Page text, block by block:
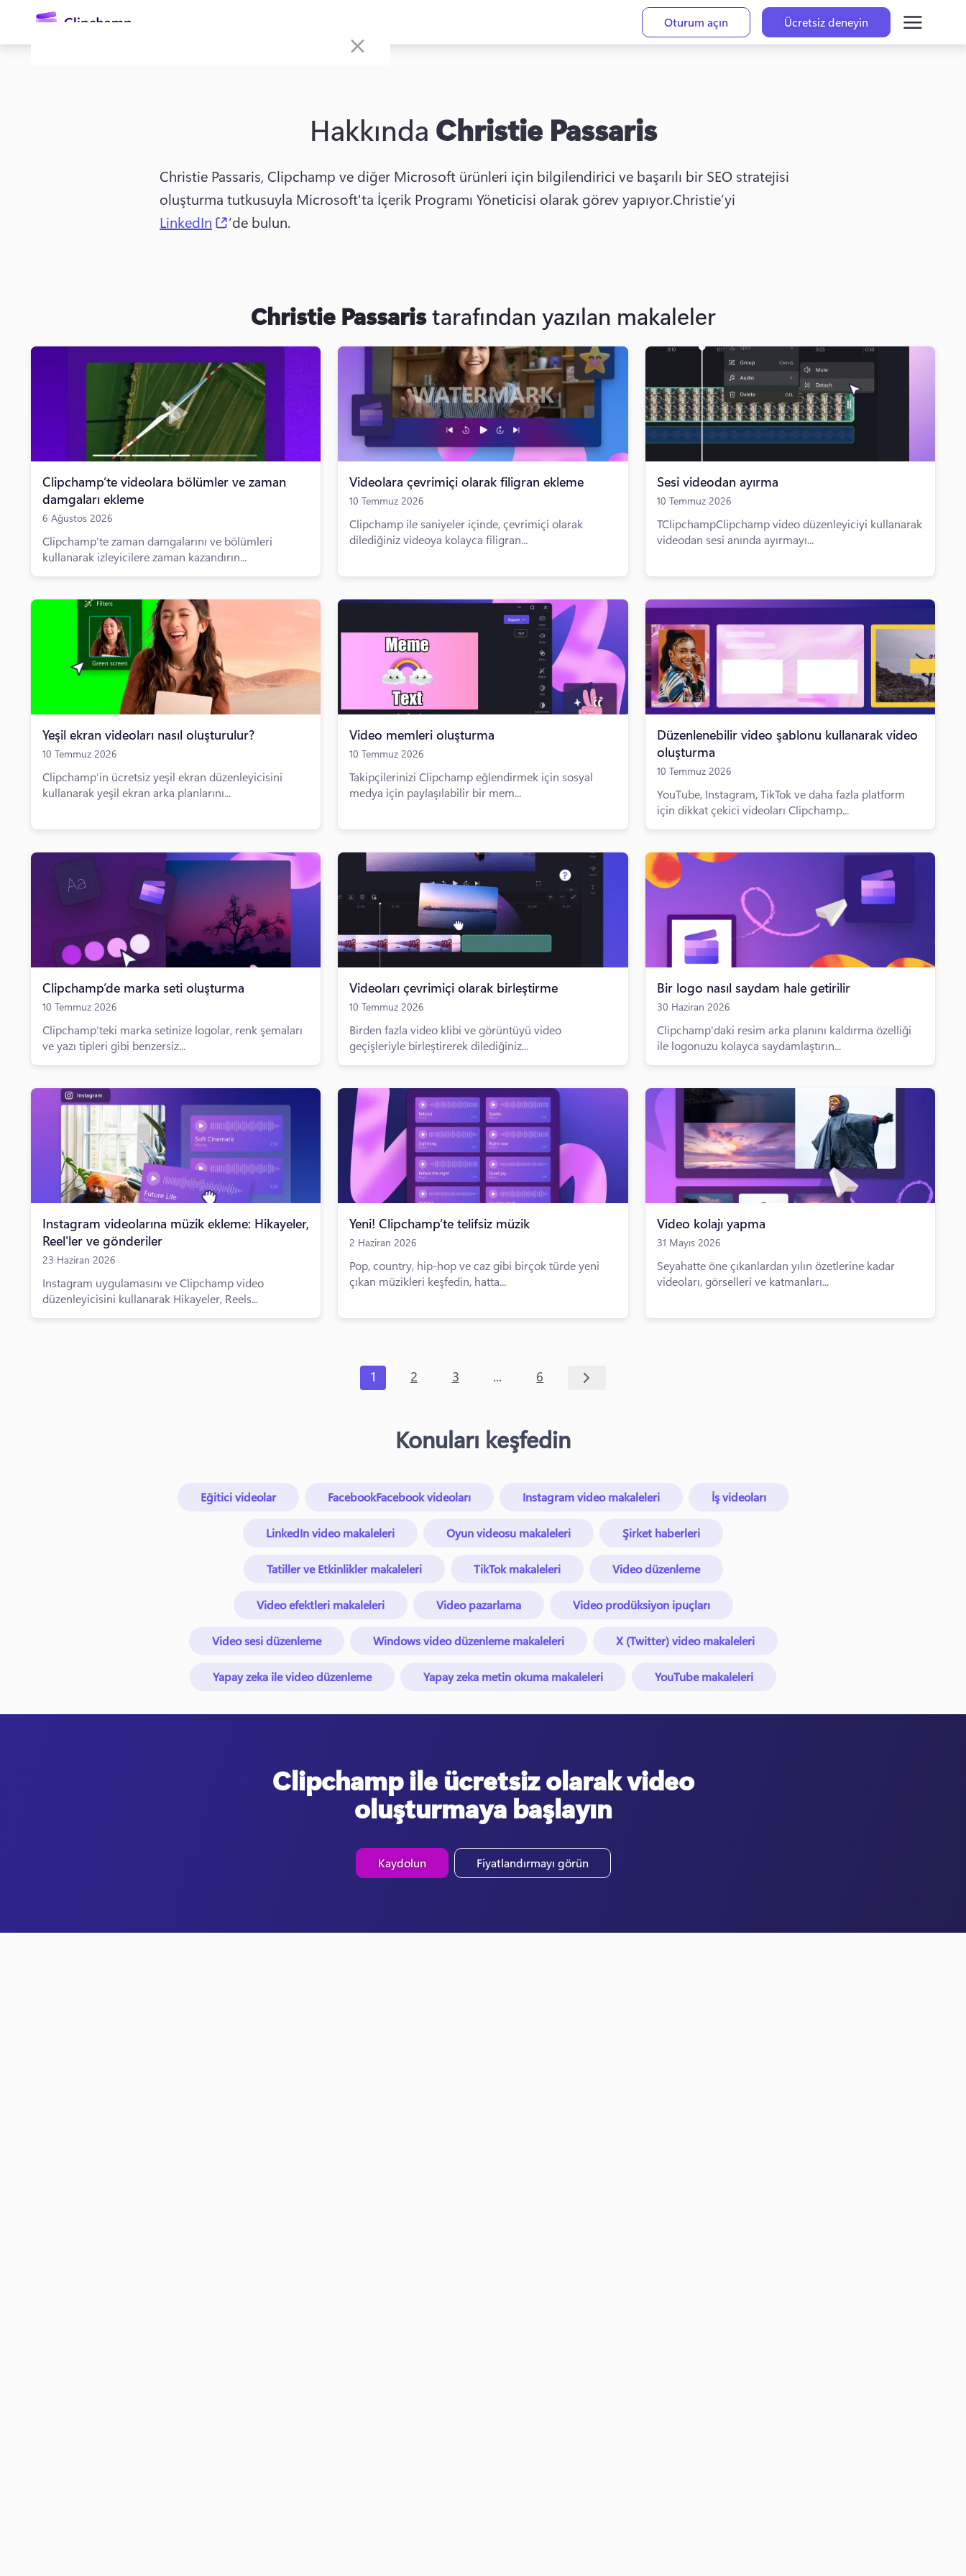
Oturum açın
Ücretsiz deneyin
Oturum açın
Hakkında Christie Passaris
Christie Passaris, Clipchamp ve diğer Microsoft ürünleri için bilgilendirici ve başarılı bir SEO stratejisi
oluşturma tutkusuyla Microsoft'ta İçerik Programı Yöneticisi olarak görev yapıyor.Christie’yi
LinkedIn
(opens in a new tab)
’de bulun.
Christie Passaristarafından yazılan makaleler
Clipchamp’te videolara bölümler ve zaman
damgaları ekleme
6 Ağustos 2026
Clipchamp'te zaman damgalarını ve bölümleri
kullanarak izleyicilere zaman kazandırın...
Videolara çevrimiçi olarak filigran ekleme
10 Temmuz 2026
Clipchamp ile saniyeler içinde, çevrimiçi olarak
dilediğiniz videoya kolayca filigran...
Sesi videodan ayırma
10 Temmuz 2026
TClipchampClipchamp video düzenleyiciyi kullanarak
videodan sesi anında ayırmayı...
Yeşil ekran videoları nasıl oluşturulur?
10 Temmuz 2026
Clipchamp’in ücretsiz yeşil ekran düzenleyicisini
kullanarak yeşil ekran arka planlarını...
Video memleri oluşturma
10 Temmuz 2026
Takipçilerinizi Clipchamp eğlendirmek için sosyal
medya için paylaşılabilir bir mem...
Düzenlenebilir video şablonu kullanarak video
oluşturma
10 Temmuz 2026
YouTube, Instagram, TikTok ve daha fazla platform
için dikkat çekici videoları Clipchamp...
Clipchamp’de marka seti oluşturma
10 Temmuz 2026
Clipchamp’teki marka setinize logolar, renk şemaları
ve yazı tipleri gibi benzersiz...
Videoları çevrimiçi olarak birleştirme
10 Temmuz 2026
Birden fazla video klibi ve görüntüyü video
geçişleriyle birleştirerek dilediğiniz...
Bir logo nasıl saydam hale getirilir
30 Haziran 2026
Clipchamp'daki resim arka planını kaldırma özelliği
ile logonuzu kolayca saydamlaştırın...
Instagram videolarına müzik ekleme: Hikayeler,
Reel'ler ve gönderiler
23 Haziran 2026
Instagram uygulamasını ve Clipchamp video
düzenleyicisini kullanarak Hikayeler, Reels...
Yeni! Clipchamp’te telifsiz müzik
2 Haziran 2026
Pop, country, hip-hop ve caz gibi birçok türde yeni
çıkan müzikleri keşfedin, hatta...
Video kolajı yapma
31 Mayıs 2026
Seyahatte öne çıkanlardan yılın özetlerine kadar
videoları, görselleri ve katmanları...
1 2 3 ... 6
Konuları keşfedin
Eğitici videolar FacebookFacebook videoları Instagram video makaleleri İş videoları
LinkedIn video makaleleri Oyun videosu makaleleri Şirket haberleri
Tatiller ve Etkinlikler makaleleri TikTok makaleleri Video düzenleme
Video efektleri makaleleri Video pazarlama Video prodüksiyon ipuçları
Video sesi düzenleme Windows video düzenleme makaleleri X (Twitter) video makaleleri
Yapay zeka ile video düzenleme Yapay zeka metin okuma makaleleri YouTube makaleleri
Clipchamp ile ücretsiz olarak video
oluşturmaya başlayın
Kaydolun Fiyatlandırmayı görün